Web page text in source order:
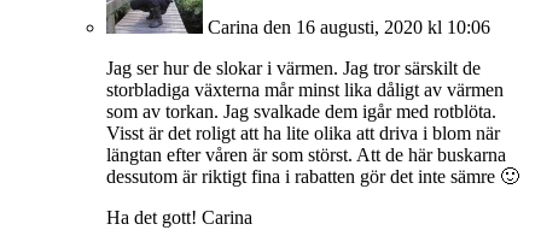
Carina den 16 augusti, 2020 kl 10:06
Jag ser hur de slokar i värmen. Jag tror särskilt de
storbladiga växterna mår minst lika dåligt av värmen
som av torkan. Jag svalkade dem igår med rotblöta.
Visst är det roligt att ha lite olika att driva i blom när
längtan efter våren är som störst. Att de här buskarna
dessutom är riktigt fina i rabatten gör det inte sämre 🙂
Ha det gott! Carina